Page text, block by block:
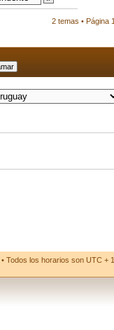
2 temas • Página 1
• Todos los horarios son UTC +